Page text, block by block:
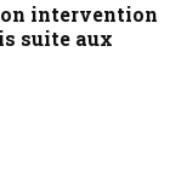
intervention
suite aux